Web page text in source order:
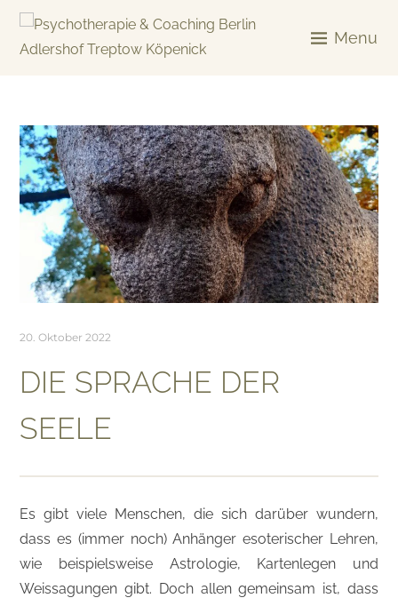
Skip
Menu
20. Oktober 2022
DIE SPRACHE DER
SEELE
Es gibt viele Menschen, die sich darüber wundern,
dass es (immer noch) Anhänger esoterischer Lehren,
wie beispielsweise Astrologie, Kartenlegen und
Weissagungen gibt. Doch allen gemeinsam ist, dass